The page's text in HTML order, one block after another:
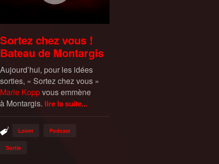
Sortez chez vous !
Bateau de Montargis
Aujourd’hui, pour les idées
sorties, « Sortez chez vous »
Marie Koppvous emmène
à Montargis. lire la suite...
Loiret Podcast
Sortie